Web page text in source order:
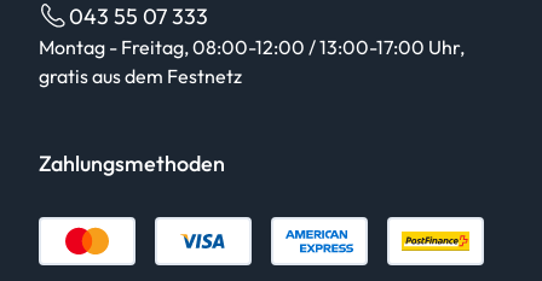
043 55 07 333
Montag - Freitag, 08:00-12:00 / 13:00-17:00 Uhr,
gratis aus dem Festnetz
Zahlungsmethoden